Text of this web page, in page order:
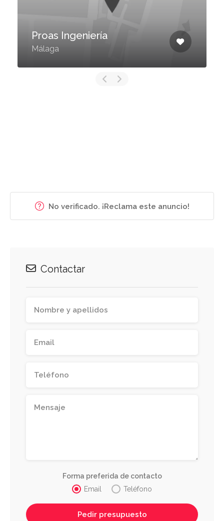
Proas Ingeniería
Málaga
No verificado. ¡Reclama este anuncio!
Contactar
Forma preferida de contacto
Email
Teléfono